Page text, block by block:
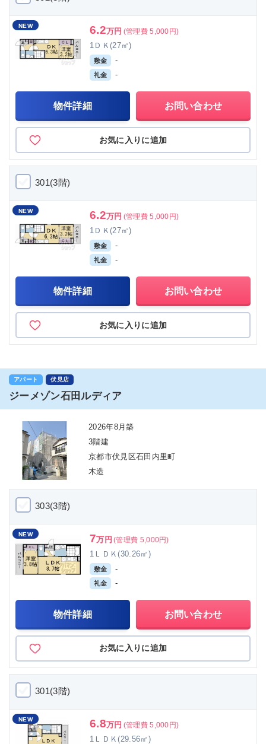
NEW 6.2万円 (管理費 5,000円)
1ＤＫ(27㎡)
敷金 -
礼金 -
物件詳細 お問い合わせ
お気に入りに追加
301(3階)
NEW 6.2万円 (管理費 5,000円)
1ＤＫ(27㎡)
敷金 -
礼金 -
物件詳細 お問い合わせ
お気に入りに追加
アパート 伏見店
ジーメゾン石田ルディア
2026年8月築
3階建
京都市伏見区石田内里町
木造
303(3階)
NEW 7万円 (管理費 5,000円)
1ＬＤＫ(30.26㎡)
敷金 -
礼金 -
物件詳細 お問い合わせ
お気に入りに追加
301(3階)
NEW 6.8万円 (管理費 5,000円)
1ＬＤＫ(29.56㎡)